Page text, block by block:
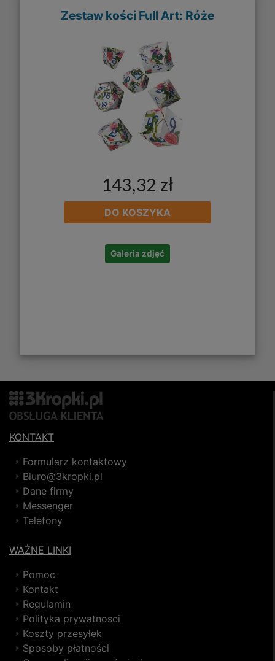
Zestaw kości Full Art: Róże
143,32 zł
DO KOSZYKA
Galeria zdjęć
KONTAKT
Formularz kontaktowy
Biuro@3kropki.pl
Dane firmy
Messenger
Telefony
WAŻNE LINKI
Pomoc
Kontakt
Regulamin
Polityka prywatnosci
Koszty przesyłek
Sposoby płatności